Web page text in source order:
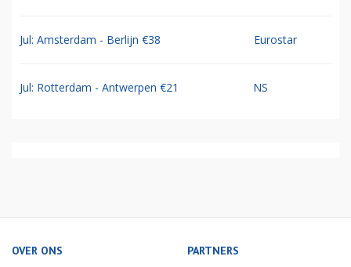
Jul: Amsterdam - Berlijn €38 Eurostar
Jul: Rotterdam - Antwerpen €21 NS
OVER ONS PARTNERS